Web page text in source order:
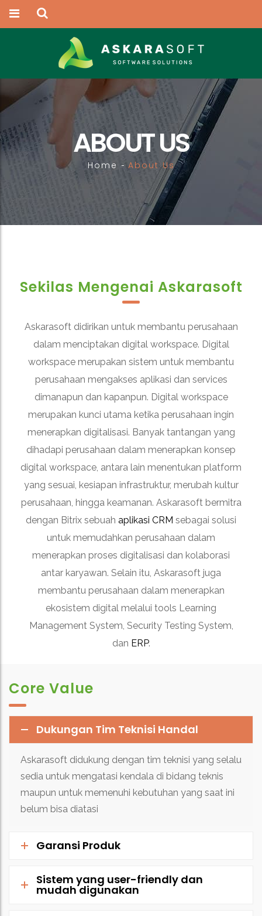
ABOUT US
Home - About Us
Sekilas Mengenai Askarasoft
Askarasoft didirikan untuk membantu perusahaan
dalam menciptakan digital workspace. Digital
workspace merupakan sistem untuk membantu
perusahaan mengakses aplikasi dan services
dimanapun dan kapanpun. Digital workspace
merupakan kunci utama ketika perusahaan ingin
menerapkan digitalisasi. Banyak tantangan yang
dihadapi perusahaan dalam menerapkan konsep
digital workspace, antara lain menentukan platform
yang sesuai, kesiapan infrastruktur, merubah kultur
perusahaan, hingga keamanan. Askarasoft bermitra
dengan Bitrix sebuah aplikasi CRM sebagai solusi
untuk memudahkan perusahaan dalam
menerapkan proses digitalisasi dan kolaborasi
antar karyawan. Selain itu, Askarasoft juga
membantu perusahaan dalam menerapkan
ekosistem digital melalui tools Learning
Management System, Security Testing System,
dan ERP.
Core Value
Dukungan Tim Teknisi Handal
Askarasoft didukung dengan tim teknisi yang selalu
sedia untuk mengatasi kendala di bidang teknis
maupun untuk memenuhi kebutuhan yang saat ini
belum bisa diatasi
Garansi Produk
Sistem yang user-friendly dan
mudah digunakan